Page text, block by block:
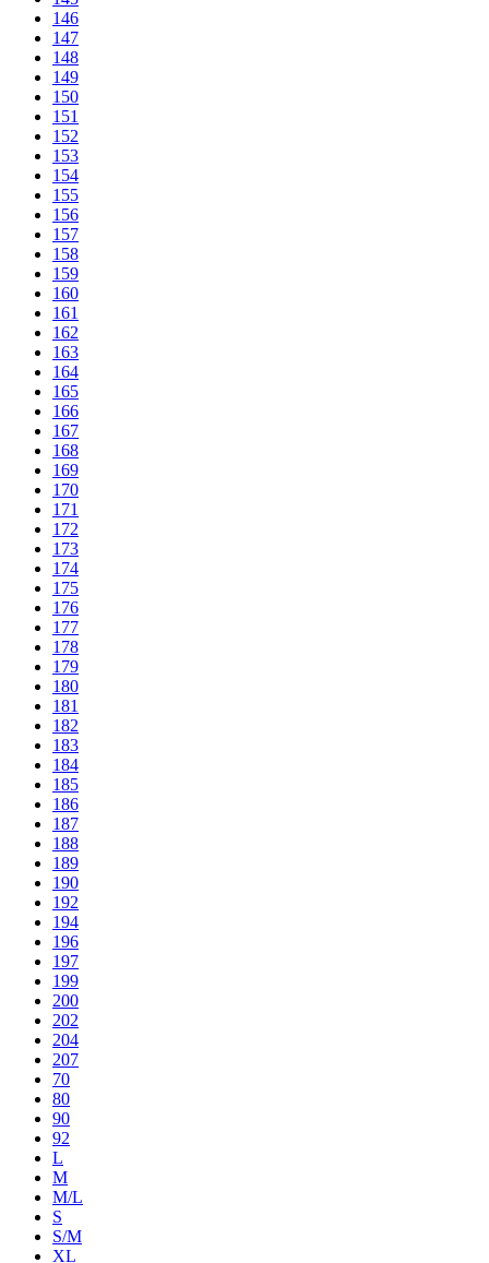
146
147
148
149
150
151
152
153
154
155
156
157
158
159
160
161
162
163
164
165
166
167
168
169
170
171
172
173
174
175
176
177
178
179
180
181
182
183
184
185
186
187
188
189
190
192
194
196
197
199
200
202
204
207
70
80
90
92
L
M
M/L
S
S/M
XL